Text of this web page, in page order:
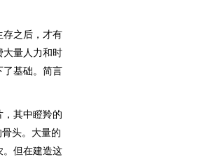
之后，才有
大量人力和时
了基础。简言
其中瞪羚的
头。大量的
。但在建造这